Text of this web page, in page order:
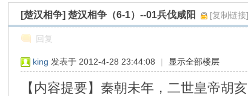
» › › ›
[楚汉相争]楚汉相争（6-1）--01兵伐咸阳 [复制链接]
回复
king 发表于 2012-4-28 23:44:08 | 显示全部楼层
【内容提要】秦朝未年，二世皇帝胡